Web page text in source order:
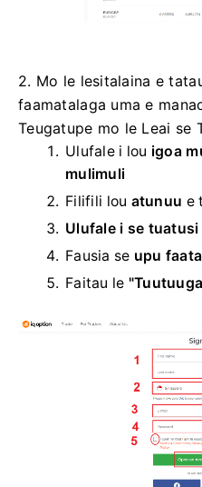
2. Mo le lesitalaina e
faamatalaga uma e
Teugatupe mo le Leai se
Ulufale i lou igoa
mulimuli
Filifili lou atunuu e
Ulufale i se tuatusi
Fausia se upu
Faitau le